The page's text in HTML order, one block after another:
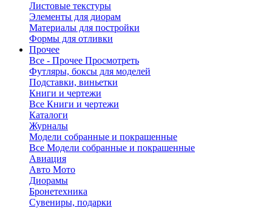
Листовые текстуры
Элементы для диорам
Материалы для постройки
Формы для отливки
Прочее
Все - Прочее Просмотреть
Футляры, боксы для моделей
Подставки, виньетки
Книги и чертежи
Все Книги и чертежи
Каталоги
Журналы
Модели собранные и покрашенные
Все Модели собранные и покрашенные
Авиация
Авто Мото
Диорамы
Бронетехника
Сувениры, подарки